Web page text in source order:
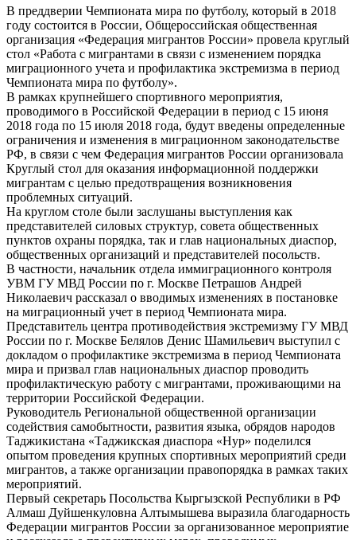
В преддверии Чемпионата мира по футболу, который в 2018
году состоится в России, Общероссийская общественная
организация «Федерация мигрантов России» провела круглый
стол «Работа с мигрантами в связи с изменением порядка
миграционного учета и профилактика экстремизма в период
Чемпионата мира по футболу».
В рамках крупнейшего спортивного мероприятия,
проводимого в Российской Федерации в период с 15 июня
2018 года по 15 июля 2018 года, будут введены определенные
ограничения и изменения в миграционном законодательстве
РФ, в связи с чем Федерация мигрантов России организовала
Круглый стол для оказания информационной поддержки
мигрантам с целью предотвращения возникновения
проблемных ситуаций.
На круглом столе были заслушаны выступления как
представителей силовых структур, совета общественных
пунктов охраны порядка, так и глав национальных диаспор,
общественных организаций и представителей посольств.
В частности, начальник отдела иммиграционного контроля
УВМ ГУ МВД России по г. Москве Петрашов Андрей
Николаевич рассказал о вводимых изменениях в постановке
на миграционный учет в период Чемпионата мира.
Представитель центра противодействия экстремизму ГУ МВД
России по г. Москве Белялов Денис Шамильевич выступил с
докладом о профилактике экстремизма в период Чемпионата
мира и призвал глав национальных диаспор проводить
профилактическую работу с мигрантами, проживающими на
территории Российской Федерации.
Руководитель Региональной общественной организации
содействия самобытности, развития языка, обрядов народов
Таджикистана «Таджикская диаспора «Нур» поделился
опытом проведения крупных спортивных мероприятий среди
мигрантов, а также организации правопорядка в рамках таких
мероприятий.
Первый секретарь Посольства Кыргызской Республики в РФ
Алмаш Дуйшенкуловна Алтымышева выразила благодарность
Федерации мигрантов России за организованное мероприятие